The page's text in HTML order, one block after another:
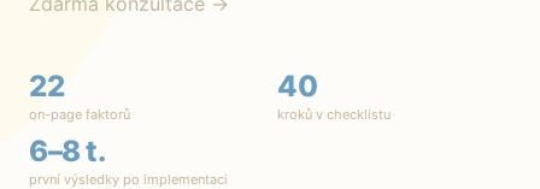
22
on-page faktorů
40
kroků v checklistu
6–8 t.
první výsledky po implementaci